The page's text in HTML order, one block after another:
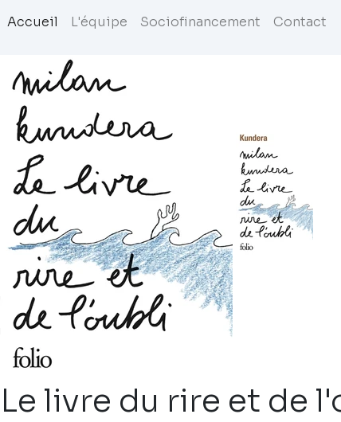
Accueil L'équipe Sociofinancement Contact
Le livre du rire et de